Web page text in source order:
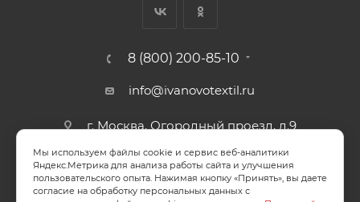
8 (800) 200-85-10
info@ivanovotextil.ru
г. Москва, Огородный проезд, д.9
СОГЛАСИЕ НА ОБРАБОТКУ ПЕРСОНАЛЬНЫХ ДАННЫХ
Мы используем файлы cookie и сервис веб-аналитики
Яндекс.Метрика для анализа работы сайта и улучшения
пользовательского опыта. Нажимая кнопку «Принять», вы даете
согласие на обработку персональных данных с